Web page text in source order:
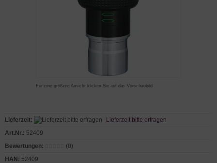
Für eine größere Ansicht klicken Sie auf das Vorschaubild
Lieferzeit:
Lieferzeit bitte erfragen
Art.Nr.: 52409
Bewertungen:
(0)
HAN: 52409